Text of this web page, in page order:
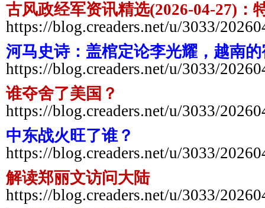
古风政经军资讯精选(2026-04-27)：
https://blog.creaders.net/u/3033/
河马史诗：盖棺定论李光耀，越南
https://blog.creaders.net/u/3033/
谁夺舍了美国？
https://blog.creaders.net/u/3033/
中东战火旺了谁？
https://blog.creaders.net/u/3033/
解读郑丽文访问大陆
https://blog.creaders.net/u/3033/